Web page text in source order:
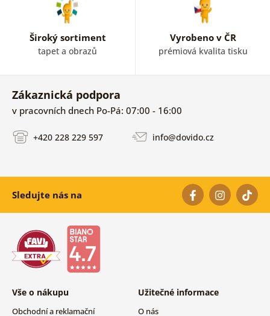
Široký sortiment
tapet a obrazů
Vyrobeno v ČR
prémiová kvalita tisku
Zákaznická podpora
v pracovních dnech Po-Pá: 07:00 - 16:00
+420 228 229 597 info@dovido.cz
Sledujte nás na
Vše o nákupu
Obchodní a reklamační
Užitečné informace
O nás